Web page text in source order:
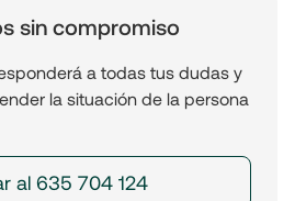
sin compromiso
a todas tus dudas y
la situación de la persona
al 635 704 124